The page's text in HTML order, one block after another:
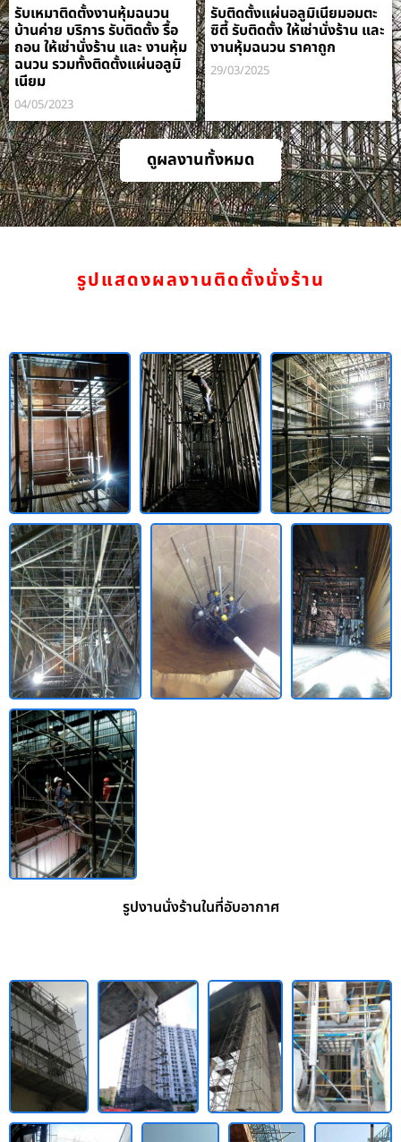
รับเหมาติดตั้งงานหุ้มฉนวน
บ้านค่าย บริการ รับติดตั้ง รื้อ
ถอน ให้เช่านั่งร้าน และ งานหุ้ม
ฉนวน รวมทั้งติดตั้งแผ่นอลูมิ
เนียม
04/05/2023
รับติดตั้งแผ่นอลูมิเนียมอมตะ
ซิตี้ รับติดตั้ง ให้เช่านั่งร้าน และ
งานหุ้มฉนวน ราคาถูก
29/03/2025
ดูผลงานทั้งหมด
รูปแสดงผลงานติดตั้งนั่งร้าน
รูปงานนั่งร้านในที่อับอากาศ